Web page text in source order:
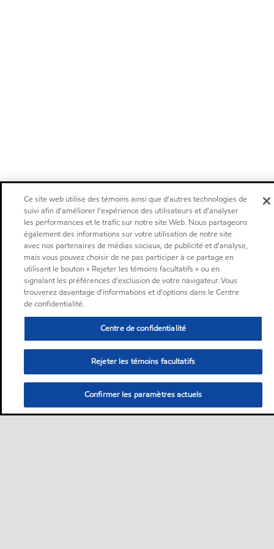
Ce site web utilise des témoins ainsi que d'autres technologies de
suivi afin d'améliorer l'expérience des utilisateurs et d'analyser
les performances et le trafic sur notre site Web. Nous partageons
également des informations sur votre utilisation de notre site
avec nos partenaires de médias sociaux, de publicité et d'analyse,
mais vous pouvez choisir de ne pas participer à ce partage en
utilisant le bouton « Rejeter les témoins facultatifs » ou en
signalant les préférences d'exclusion de votre navigateur. Vous
trouverez davantage d'informations et d'options dans le Centre
de confidentialité.
Centre de confidentialité
Rejeter les témoins facultatifs
Confirmer les paramètres actuels